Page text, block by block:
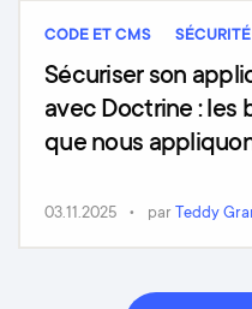
CODE ET CMS
Sécuriser son
avec Doctrine : les
que nous
03.11.2025 par Teddy